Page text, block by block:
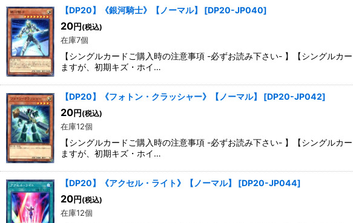
【DP20】《銀河騎士》【ノーマル】 [DP20-JP040]
20円 (税込)
在庫7個
【シングルカードご購入時の注意事項 -必ずお読み下さい- 】【シングル
ますが、初期キズ・ホイ…
【DP20】《フォトン・クラッシャー》【ノーマル】 [DP20-JP042]
20円 (税込)
在庫12個
【シングルカードご購入時の注意事項 -必ずお読み下さい- 】【シングル
ますが、初期キズ・ホイ…
【DP20】《アクセル・ライト》【ノーマル】 [DP20-JP044]
20円 (税込)
在庫12個